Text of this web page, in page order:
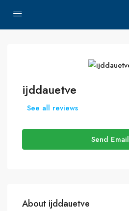
ijddauetve
See all reviews
Send Email
About ijddauetve